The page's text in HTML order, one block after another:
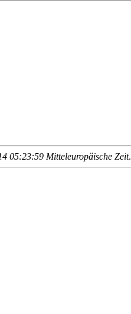
05:23:59 Mitteleuropäische Zeit.